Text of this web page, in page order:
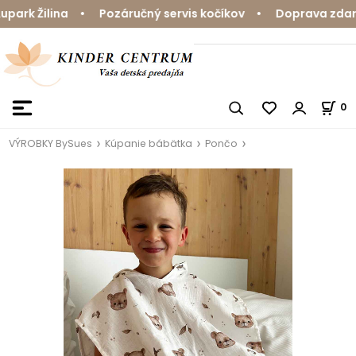
Žilina • Pozáručný servis kočíkov • Doprava
0
VÝROBKY BySues Kúpanie bábätka Pončo